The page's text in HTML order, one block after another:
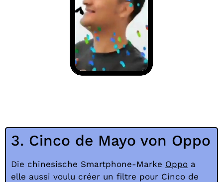
3. Cinco de Mayo von Oppo
Die chinesische Smartphone-Marke Oppo a
elle aussi voulu créer un filtre pour Cinco de